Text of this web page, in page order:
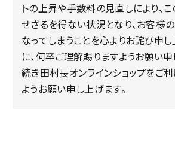
トの上昇や手数料の見直しにより、
せざるを得ない状況となり、お客様
なってしまうことを心よりお詫び申
に、何卒ご理解賜りますようお願い申
続き田村長オンラインショップをご
ようお願い申し上げます。